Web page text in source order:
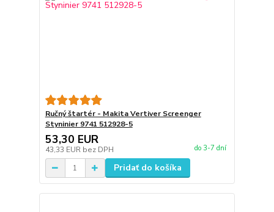
Ručný štartér - Makita Vertiver Screenger
Styninier 9741 512928-5
53,30 EUR
43,33 EUR bez DPH do 3-7 dní
Pridať do košíka